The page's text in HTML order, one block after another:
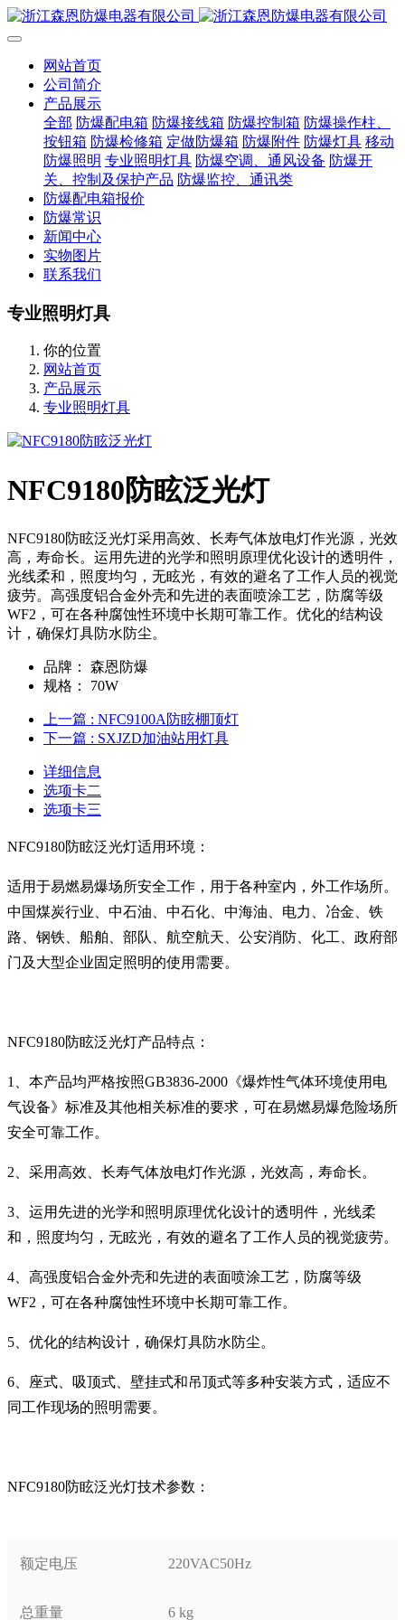
网站首页
公司简介
产品展示
全部 防爆配电箱 防爆接线箱 防爆控制箱 防爆操作柱、
按钮箱 防爆检修箱 定做防爆箱 防爆附件 防爆灯具 移动
防爆照明 专业照明灯具 防爆空调、通风设备 防爆开
关、控制及保护产品 防爆监控、通讯类
防爆配电箱报价
防爆常识
新闻中心
实物图片
联系我们
专业照明灯具
你的位置
网站首页
产品展示
专业照明灯具
NFC9180防眩泛光灯
NFC9180防眩泛光灯采用高效、长寿气体放电灯作光源，光效
高，寿命长。运用先进的光学和照明原理优化设计的透明件，
光线柔和，照度均匀，无眩光，有效的避名了工作人员的视觉
疲劳。高强度铝合金外壳和先进的表面喷涂工艺，防腐等级
WF2，可在各种腐蚀性环境中长期可靠工作。优化的结构设
计，确保灯具防水防尘。
品牌：
森恩防爆
规格：
70W
上一篇 : NFC9100A防眩棚顶灯
下一篇 : SXJZD加油站用灯具
详细信息
选项卡二
选项卡三
NFC9180防眩泛光灯适用环境：
适用于易燃易爆场所安全工作，用于各种室内，外工作场所。
中国煤炭行业、中石油、中石化、中海油、电力、冶金、铁
路、钢铁、船舶、部队、航空航天、公安消防、化工、政府部
门及大型企业固定照明的使用需要。
NFC9180防眩泛光灯产品特点：
1 、本产品均严格按照GB3836-2000 《爆炸性气体环境使用电
气设备》标准及其他相关标准的要求，可在易燃易爆危险场所
安全可靠工作。
2 、采用高效、长寿气体放电灯作光源，光效高，寿命长。
3 、运用先进的光学和照明原理优化设计的透明件，光线柔
和，照度均匀，无眩光，有效的避名了工作人员的视觉疲劳。
4 、高强度铝合金外壳和先进的表面喷涂工艺，防腐等级
WF2 ，可在各种腐蚀性环境中长期可靠工作。
5 、优化的结构设计 ，确保灯具防水防尘。
6 、座式、吸顶式、壁挂式和吊顶式等多种安装方式，适应不
同工作现场的照明需要。
NFC9180防眩泛光灯技术参数：
额定电压 220VAC50Hz
总重量 6 kg